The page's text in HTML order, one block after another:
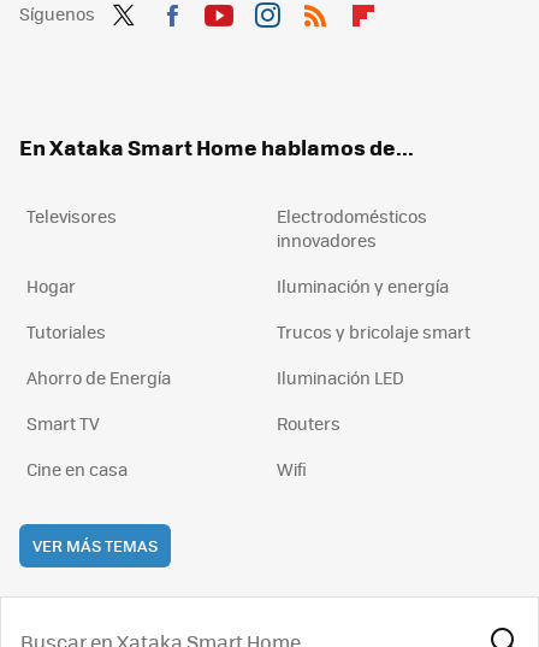
Síguenos
En Xataka Smart Home hablamos de...
Televisores
Electrodomésticos
innovadores
Hogar
Iluminación y energía
Tutoriales
Trucos y bricolaje smart
Ahorro de Energía
Iluminación LED
Smart TV
Routers
Cine en casa
Wifi
VER MÁS TEMAS